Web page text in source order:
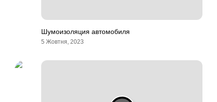
Шумоизоляция автомобиля
5 Жовтня, 2023